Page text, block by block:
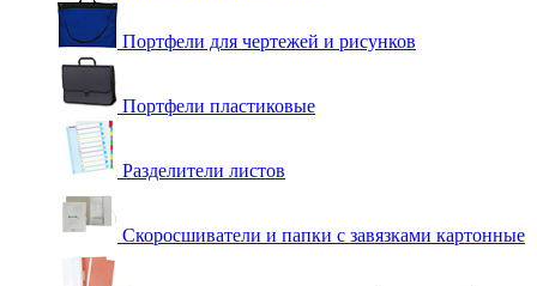
Портфели для чертежей и рисунков
Портфели пластиковые
Разделители листов
Скоросшиватели и папки с завязками картонные